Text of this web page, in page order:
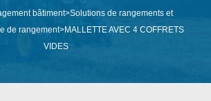
bâtiment>Solutions de rangements et
de rangement>MALLETTE AVEC 4 COFFRETS
VIDES